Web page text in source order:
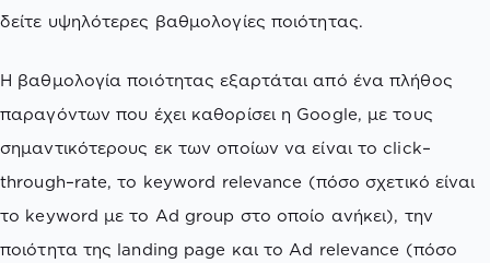
δείτε υψηλότερες βαθμολογίες ποιότητας.
Η βαθμολογία ποιότητας εξαρτάται από ένα πλήθος
παραγόντων που έχει καθορίσει η Google, με τους
σημαντικότερους εκ των οποίων να είναι το click–
through–rate, το keyword relevance (πόσο σχετικό είναι
το keyword με το Ad group στο οποίο ανήκει), την
ποιότητα της landing page και το Ad relevance (πόσο